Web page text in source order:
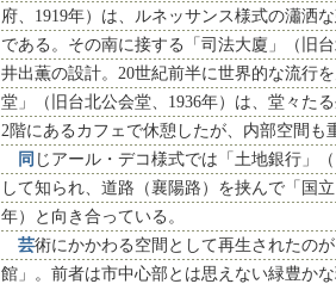
府、1919年）は、ルネッサンス様式の瀟洒
である。その南に接する「司法大廈」（旧
井出薫の設計。20世紀前半に世界的な流行
堂」（旧台北公会堂、1936年）は、堂々た
2階にあるカフェで休憩したが、内部空間も
同 じアール・デコ様式では「土地銀行」
して知られ、道路（襄陽路）を挟んで「国
年）と向き合っている。
芸術にかかわる空間として再生されたの
館」。前者は市中心部とは思えない緑豊か